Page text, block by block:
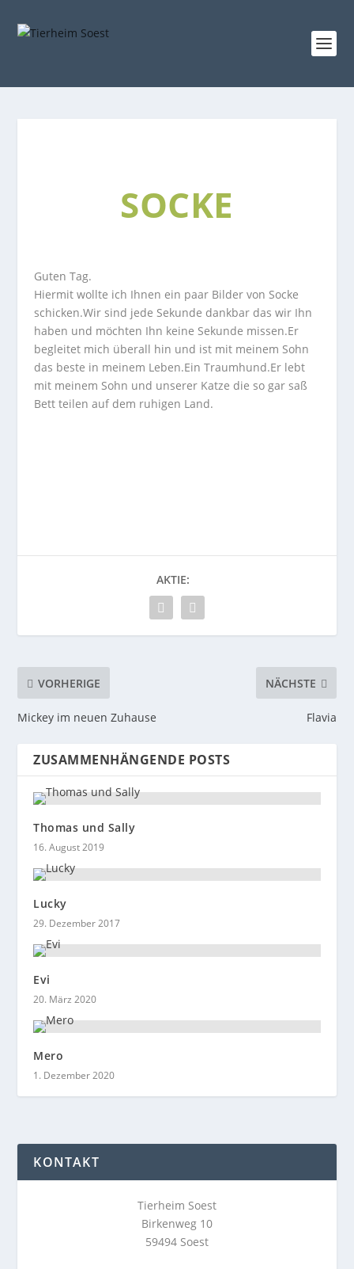
SOCKE
Guten Tag.
Hiermit wollte ich Ihnen ein paar Bilder von Socke
schicken.Wir sind jede Sekunde dankbar das wir Ihn
haben und möchten Ihn keine Sekunde missen.Er
begleitet mich überall hin und ist mit meinem Sohn
das beste in meinem Leben.Ein Traumhund.Er lebt
mit meinem Sohn und unserer Katze die so gar saß
Bett teilen auf dem ruhigen Land.
AKTIE:
VORHERIGE
Mickey im neuen Zuhause
NÄCHSTE
Flavia
ZUSAMMENHÄNGENDE POSTS
Thomas und Sally
16. August 2019
Lucky
29. Dezember 2017
Evi
20. März 2020
Mero
1. Dezember 2020
KONTAKT
Tierheim Soest
Birkenweg 10
59494 Soest